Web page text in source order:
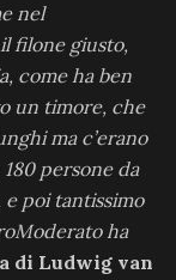
nel
filone giusto,
come ha ben
un timore, che
ma c’erano
persone da
poi tantissimo
ha
di Ludwig van